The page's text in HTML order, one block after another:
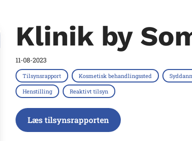
Klinik by
11-08-2023
Tilsynsrapport Kosmetisk behandlingssted
Henstilling Reaktivt tilsyn
Læs tilsynsrapporten